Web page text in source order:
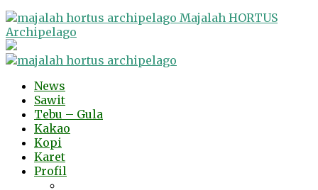
Majalah HORTUS
Archipelago
News
Sawit
Tebu – Gula
Kakao
Kopi
Karet
Profil